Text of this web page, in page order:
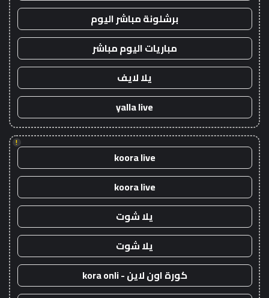
برشلونة مباشر اليوم
مباريات اليوم مباشر
يلا لايف
yalla live
!
koora live
koora live
يلا شوت
يلا شوت
كورة اون لاين - kora onli